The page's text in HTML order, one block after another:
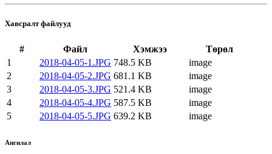
Хавсралт файлууд
# Файл Хэмжээ
Төрөл
1
2018-04-05-1.JPG 748.5 KB
image
2
2018-04-05-2.JPG 681.1 KB
image
3
2018-04-05-3.JPG 521.4 KB
image
4
2018-04-05-4.JPG 587.5 KB
image
5
2018-04-05-5.JPG 639.2 KB image
Ангилал